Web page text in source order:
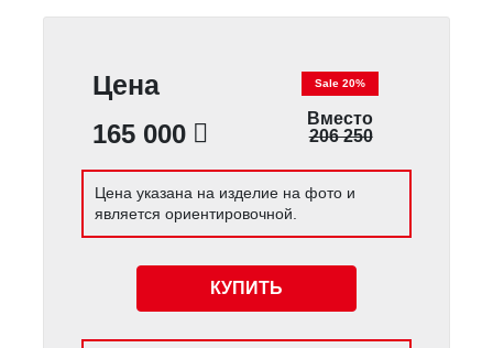
Цена
165 000
Sale 20%
Вместо
206 250
Цена указана на изделие на фото и
является ориентировочной.
КУПИТЬ